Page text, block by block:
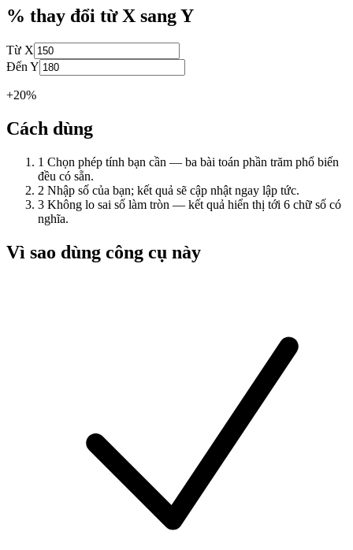
% thay đổi từ X sang Y
Từ X
Đến Y
+20%
Cách dùng
1 Chọn phép tính bạn cần — ba bài toán phần trăm phổ biến
đều có sẵn.
2 Nhập số của bạn; kết quả sẽ cập nhật ngay lập tức.
3 Không lo sai số làm tròn — kết quả hiển thị tới 6 chữ số có
nghĩa.
Vì sao dùng công cụ này